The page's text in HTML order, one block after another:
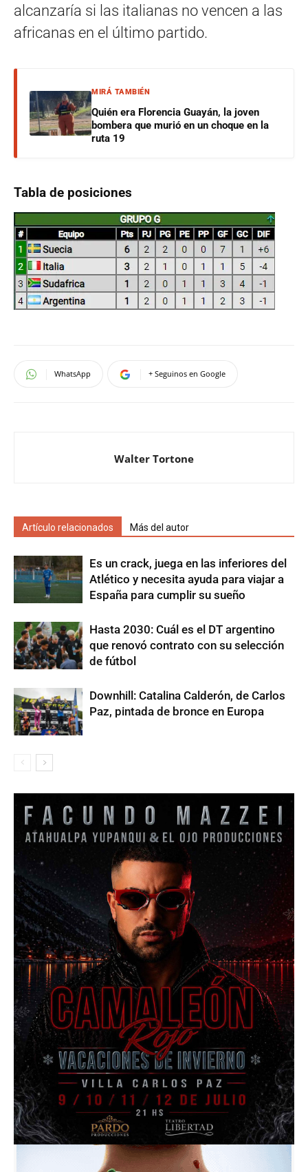
alcanzaría si las italianas no vencen a las
africanas en el último partido.
MIRÁ TAMBIÉN
Quién era Florencia Guayán, la joven
bombera que murió en un choque en la
ruta 19
Tabla de posiciones
WhatsApp + Seguinos en Google
Walter Tortone
Artículo relacionados Más del autor
Es un crack, juega en las inferiores del
Atlético y necesita ayuda para viajar a
España para cumplir su sueño
Hasta 2030: Cuál es el DT argentino
que renovó contrato con su selección
de fútbol
Downhill: Catalina Calderón, de Carlos
Paz, pintada de bronce en Europa